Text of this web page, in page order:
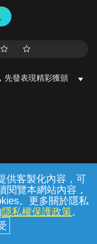
供客製化內容，可
閱覽本網站內容，
。更多關於隱私
隱私權保護政策。
先發表現精彩獲頒
務條款 隱私權保護
人家庭分公司
© 2026